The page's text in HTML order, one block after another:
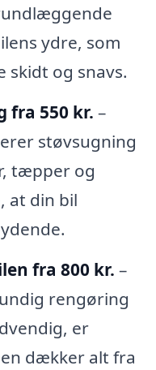
ydre, som
og snavs.
fra 550 kr. –
støvsugning
tæpper og
at din bil
fra 800 kr. –
rengøring
er
dækker alt fra